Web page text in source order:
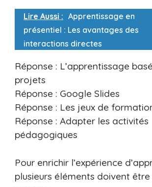
Lire Aussi : Apprentissage en
présentiel : Les avantages des
interactions directes
Réponse : L’apprentissage
projets
Réponse : Google Slides
Réponse : Les jeux de
Réponse : Adapter les activités
pédagogiques
Pour enrichir l’expérience
plusieurs éléments doivent être